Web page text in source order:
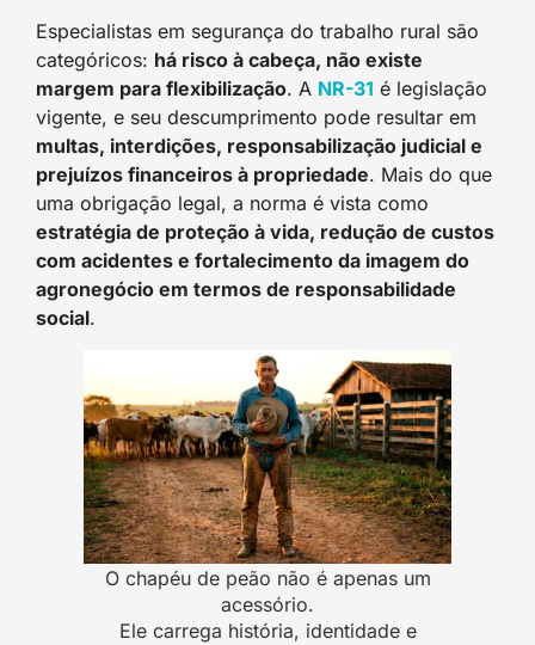
Especialistas em segurança do trabalho rural são
categóricos: há risco à cabeça, não existe
margem para flexibilização. A NR-31 é legislação
vigente, e seu descumprimento pode resultar em
multas, interdições, responsabilização judicial e
prejuízos financeiros à propriedade. Mais do que
uma obrigação legal, a norma é vista como
estratégia de proteção à vida, redução de custos
com acidentes e fortalecimento da imagem do
agronegócio em termos de responsabilidade
social.
O chapéu de peão não é apenas um
acessório.
Ele carrega história, identidade e